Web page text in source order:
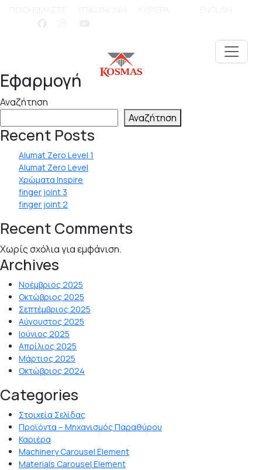
Εφαρμογή
Αναζήτηση
Αναζήτηση
Recent Posts
Alumat Zero Level 1
Alumat Zero Level
Χρώματα Inspire
finger joint 3
finger joint 2
Recent Comments
Χωρίς σχόλια για εμφάνιση.
Archives
Νοέμβριος 2025
Οκτώβριος 2025
Σεπτέμβριος 2025
Αύγουστος 2025
Ιούνιος 2025
Απρίλιος 2025
Μάρτιος 2025
Οκτώβριος 2024
Categories
Στοιχεία Σελίδας
Προϊόντα – Μηχανισμός Παραθύρου
Καριέρα
Machinery Carousel Element
Materials Carousel Element